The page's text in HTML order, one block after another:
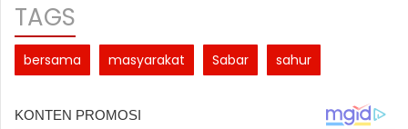
TAGS
bersama masyarakat Sabar sahur